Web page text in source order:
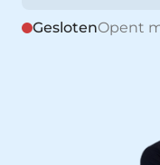
GeslotenOpent